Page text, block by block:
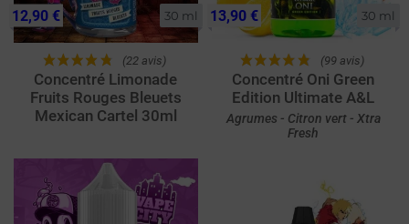
30 ml
(22 avis)
Concentré Limonade
Fruits Rouges Bleuets
Mexican Cartel 30ml
12,90 € 30 ml
(99 avis)
Concentré Oni Green
Edition Ultimate A&L
Agrumes - Citron vert - Xtra
Fresh
13,90 €